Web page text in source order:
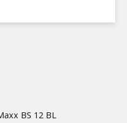
BS 12 BL